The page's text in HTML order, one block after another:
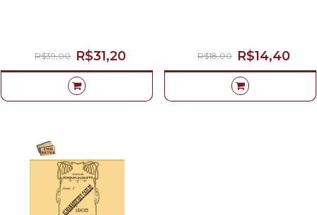
R$31,20
R$39,00 R$14,40
R$18,00